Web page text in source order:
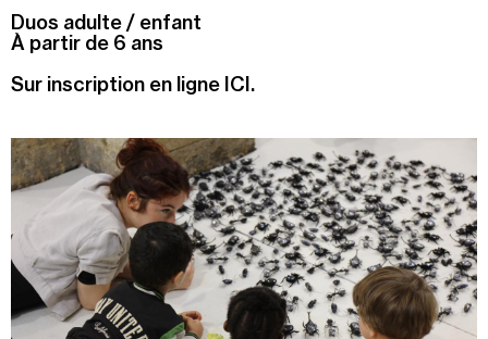
Menu
Recherche
Recherche
Prochainement
Pollen
See all events
Duos adulte / enfant
À partir de 6 ans
Sur inscription en ligne ICI.